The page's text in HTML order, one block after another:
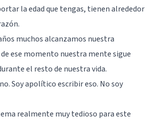
la edad que tengas, tienen alrededor
muchos alcanzamos nuestra
ese momento nuestra mente sigue
el resto de nuestra vida.
Soy apolítico escribir eso. No soy
realmente muy tedioso para este